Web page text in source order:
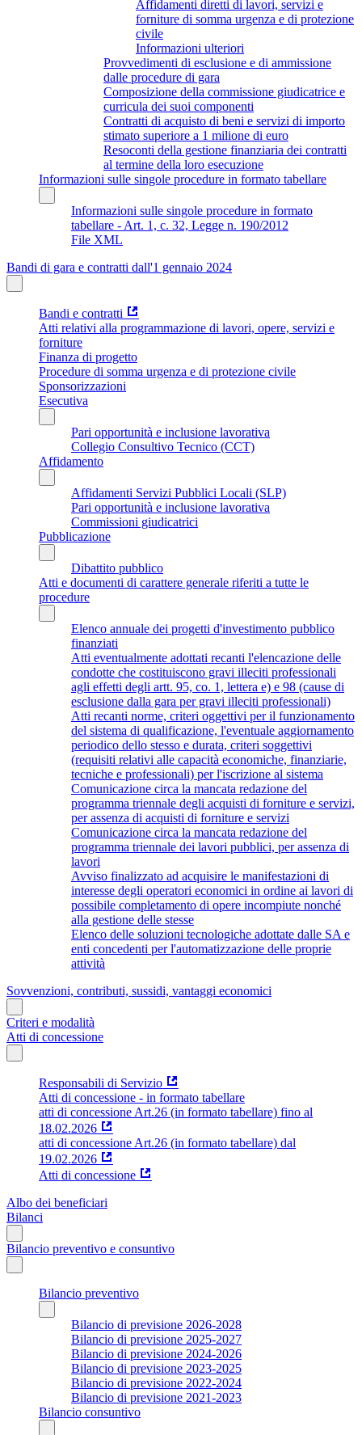
Affidamenti diretti di lavori, servizi e
forniture di somma urgenza e di protezione
civile
Informazioni ulteriori
Provvedimenti di esclusione e di ammissione
dalle procedure di gara
Composizione della commissione giudicatrice e
curricula dei suoi componenti
Contratti di acquisto di beni e servizi di importo
stimato superiore a 1 milione di euro
Resoconti della gestione finanziaria dei contratti
al termine della loro esecuzione
Informazioni sulle singole procedure in formato tabellare
Informazioni sulle singole procedure in formato
tabellare - Art. 1, c. 32, Legge n. 190/2012
File XML
Bandi di gara e contratti dall'1 gennaio 2024
Bandi e contratti
Atti relativi alla programmazione di lavori, opere, servizi e
forniture
Finanza di progetto
Procedure di somma urgenza e di protezione civile
Sponsorizzazioni
Esecutiva
Pari opportunità e inclusione lavorativa
Collegio Consultivo Tecnico (CCT)
Affidamento
Affidamenti Servizi Pubblici Locali (SLP)
Pari opportunità e inclusione lavorativa
Commissioni giudicatrici
Pubblicazione
Dibattito pubblico
Atti e documenti di carattere generale riferiti a tutte le
procedure
Elenco annuale dei progetti d'investimento pubblico
finanziati
Atti eventualmente adottati recanti l'elencazione delle
condotte che costituiscono gravi illeciti professionali
agli effetti degli artt. 95, co. 1, lettera e) e 98 (cause di
esclusione dalla gara per gravi illeciti professionali)
Atti recanti norme, criteri oggettivi per il funzionamento
del sistema di qualificazione, l'eventuale aggiornamento
periodico dello stesso e durata, criteri soggettivi
(requisiti relativi alle capacità economiche, finanziarie,
tecniche e professionali) per l'iscrizione al sistema
Comunicazione circa la mancata redazione del
programma triennale degli acquisti di forniture e servizi,
per assenza di acquisti di forniture e servizi
Comunicazione circa la mancata redazione del
programma triennale dei lavori pubblici, per assenza di
lavori
Avviso finalizzato ad acquisire le manifestazioni di
interesse degli operatori economici in ordine ai lavori di
possibile completamento di opere incompiute nonché
alla gestione delle stesse
Elenco delle soluzioni tecnologiche adottate dalle SA e
enti concedenti per l'automatizzazione delle proprie
attività
Sovvenzioni, contributi, sussidi, vantaggi economici
Criteri e modalità
Atti di concessione
Responsabili di Servizio
Atti di concessione - in formato tabellare
atti di concessione Art.26 (in formato tabellare) fino al
18.02.2026
atti di concessione Art.26 (in formato tabellare) dal
19.02.2026
Atti di concessione
Albo dei beneficiari
Bilanci
Bilancio preventivo e consuntivo
Bilancio preventivo
Bilancio di previsione 2026-2028
Bilancio di previsione 2025-2027
Bilancio di previsione 2024-2026
Bilancio di previsione 2023-2025
Bilancio di previsione 2022-2024
Bilancio di previsione 2021-2023
Bilancio consuntivo